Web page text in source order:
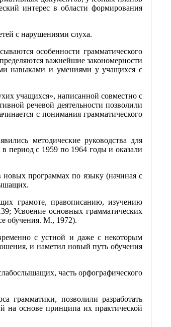
интерес в области формирования
с нарушениями слуха.
особенности грамматического
важнейшие закономерности
навыками и умениями у учащихся с
учащихся», написанной совместно с
речевой деятельности позволили
с понимания грамматического
методические руководства для
период с 1959 по 1964 годы и оказали
новых программах по языку (начиная с
грамоте, правописанию, изучению
Усвоение основных грамматических
обучения. М., 1972).
с устной и даже с некоторым
и наметил новый путь обучения
часть орфографического
грамматики, позволили разработать
на основе принципа их практической